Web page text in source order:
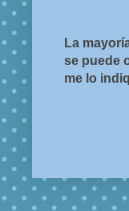
La
se puede
me lo